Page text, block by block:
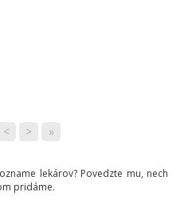
< > »
lekárov? Povedzte mu, nech
pridáme.